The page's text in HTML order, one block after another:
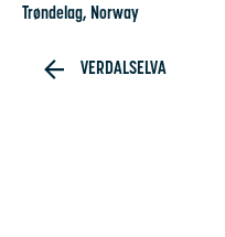
Trøndelag, Norway
VERDALSELVA